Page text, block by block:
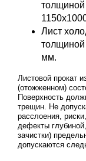
Лист
мм.
Листовой прокат
(отожженном)
Поверхность
трещин. Не
расслоения,
дефекты
зачистки)
допускаются